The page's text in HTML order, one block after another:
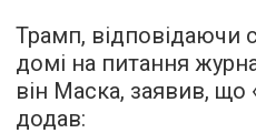
Трамп, відповідаючи
домі на питання
він Маска, заявив, що
додав: